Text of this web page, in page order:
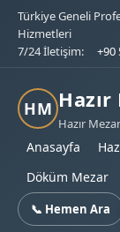
Türkiye Geneli
Hizmetleri
7/24 İletişim:
+90
HM
Hazır
Anasayfa
Döküm Mezar
📞 Hemen Ara